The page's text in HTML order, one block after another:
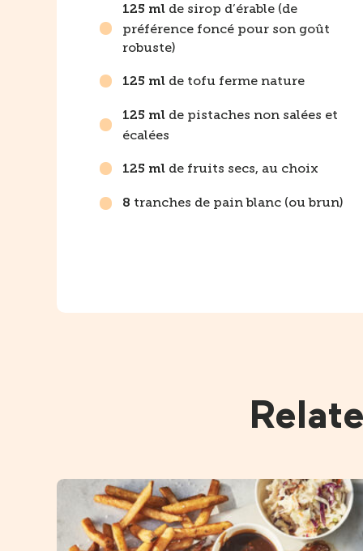
125 ml de sirop d’érable (de
préférence foncé pour son goût
robuste)
125 ml de tofu ferme nature
125 ml de pistaches non salées et
écalées
125 ml de fruits secs, au choix
8 tranches de pain blanc (ou brun)